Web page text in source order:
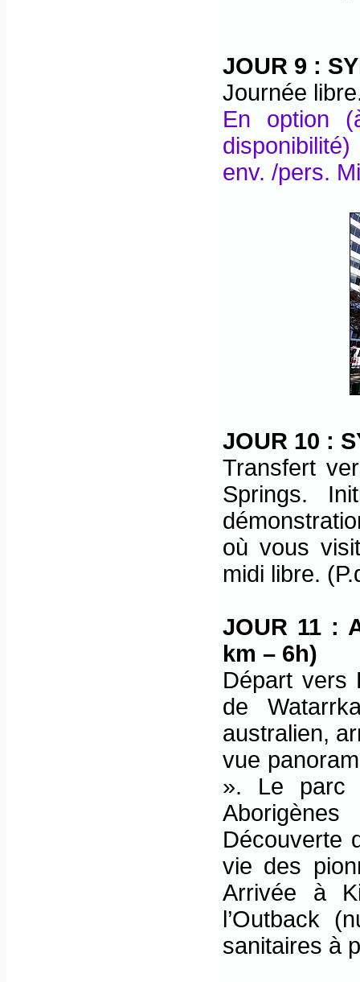
JOUR 9 :
Journée
En option
env. /pers.
JOUR 10 :
Transfert
Springs.
où vous
midi libre.
JOUR 11 :
km – 6h)
Départ vers
de
australien,
vue
». Le parc
Découverte
vie des
Arrivée à
l’Outback
sanitaires à